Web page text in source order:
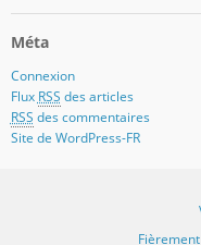
Méta
Connexion
Flux RSS des articles
RSS des commentaires
Site de WordPress-FR